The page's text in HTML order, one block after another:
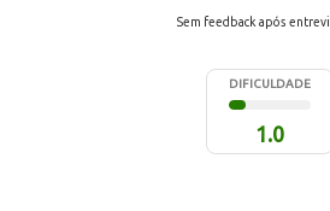
Sem feedback após
DIFICULDADE
1.0